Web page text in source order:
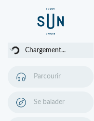
Chargement...
Parcourir
Se balader